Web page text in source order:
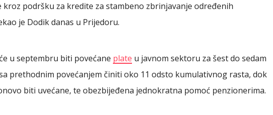
kroz podršku za kredite za stambeno zbrinjavanje određenih
je Dodik danas u Prijedoru.
u septembru biti povećane plate u javnom sektoru za šest do sedam
prethodnim povećanjem činiti oko 11 odsto kumulativnog rasta, dok
biti uvećane, te obezbijeđena jednokratna pomoć penzionerima.